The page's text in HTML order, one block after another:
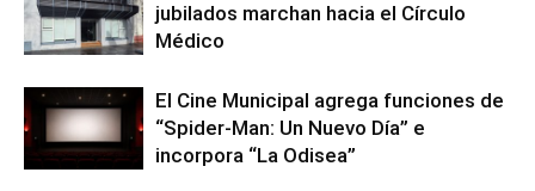
jubilados marchan hacia el Círculo
Médico
El Cine Municipal agrega funciones de
“Spider-Man: Un Nuevo Día” e
incorpora “La Odisea”